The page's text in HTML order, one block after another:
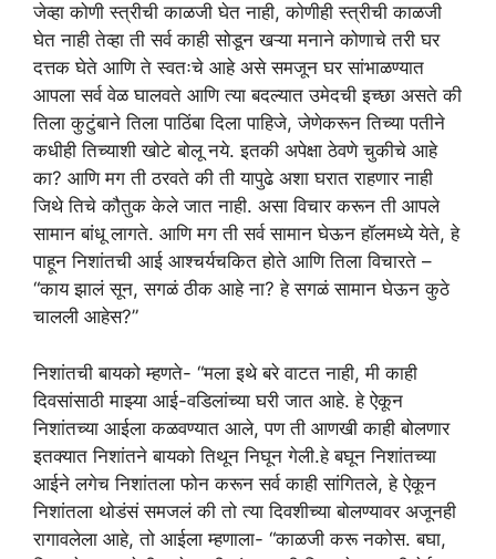
जेव्हा कोणी स्त्रीची काळजी घेत नाही, कोणीही स्त्रीची काळजी
घेत नाही तेव्हा ती सर्व काही सोडून खऱ्या मनाने कोणाचे तरी घर
दत्तक घेते आणि ते स्वतःचे आहे असे समजून घर सांभाळण्यात
आपला सर्व वेळ घालवते आणि त्या बदल्यात उमेदची इच्छा असते की
तिला कुटुंबाने तिला पाठिंबा दिला पाहिजे, जेणेकरून तिच्या पतीने
कधीही तिच्याशी खोटे बोलू नये. इतकी अपेक्षा ठेवणे चुकीचे आहे
का? आणि मग ती ठरवते की ती यापुढे अशा घरात राहणार नाही
जिथे तिचे कौतुक केले जात नाही. असा विचार करून ती आपले
सामान बांधू लागते. आणि मग ती सर्व सामान घेऊन हॉलमध्ये येते, हे
पाहून निशांतची आई आश्चर्यचकित होते आणि तिला विचारते –
“काय झालं सून, सगळं ठीक आहे ना? हे सगळं सामान घेऊन कुठे
चालली आहेस?”
निशांतची बायको म्हणते- “मला इथे बरे वाटत नाही, मी काही
दिवसांसाठी माझ्या आई-वडिलांच्या घरी जात आहे. हे ऐकून
निशांतच्या आईला कळवण्यात आले, पण ती आणखी काही बोलणार
इतक्यात निशांतने बायको तिथून निघून गेली.हे बघून निशांतच्या
आईने लगेच निशांतला फोन करून सर्व काही सांगितले, हे ऐकून
निशांतला थोडंसं समजलं की तो त्या दिवशीच्या बोलण्यावर अजूनही
रागावलेला आहे, तो आईला म्हणाला- “काळजी करू नकोस. बघा,